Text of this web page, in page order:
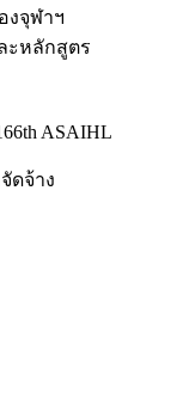
งจุฬาฯ
ะหลักสูตร
ASAIHL
ดจ้าง